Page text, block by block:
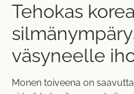
Tehokas
väsyneelle
Monen toiveena on